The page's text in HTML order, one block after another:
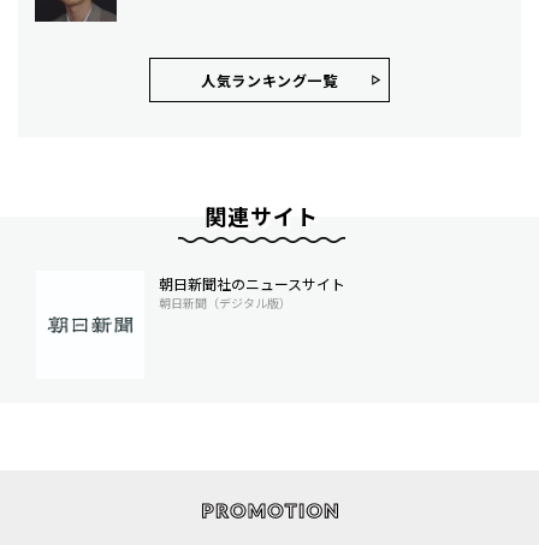
人気ランキング⼀覧
関連サイト
朝日新聞社のニュースサイト
朝日新聞（デジタル版）